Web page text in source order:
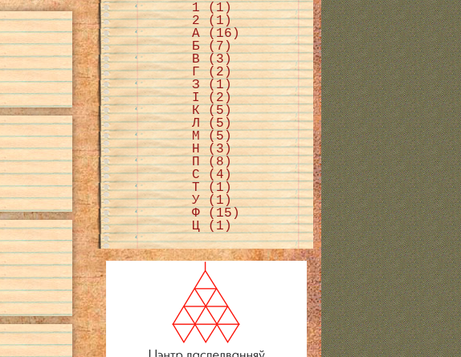
1 (1)
2 (1)
А (16)
Б (7)
В (3)
Г (2)
З (1)
І (2)
К (5)
Л (5)
М (5)
Н (3)
П (8)
С (4)
Т (1)
У (1)
Ф (15)
Ц (1)